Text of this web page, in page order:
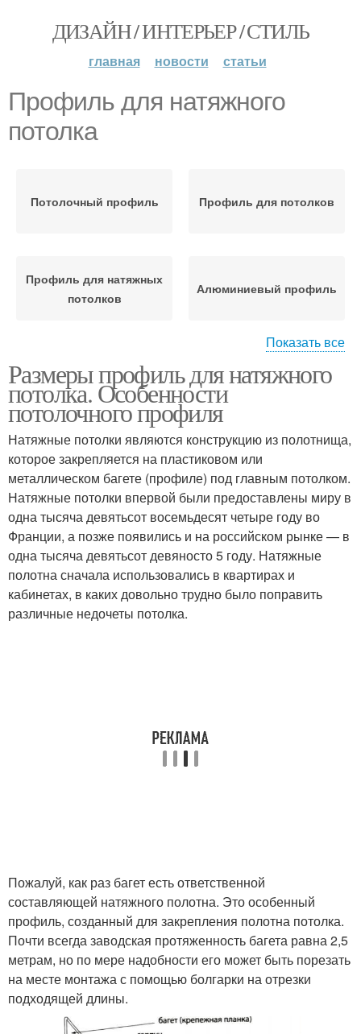
ДИЗАЙН / ИНТЕРЬЕР / СТИЛЬ
главная новости статьи
Профиль для натяжного
потолка
Потолочный профиль Профиль для потолков
Профиль для натяжных
потолков
Алюминиевый профиль
Профили для натяжных
потолков
Показать все
Размеры профиль для натяжного
потолка. Особенности
потолочного профиля
Натяжные потолки являются конструкцию из полотнища,
которое закрепляется на пластиковом или
металлическом багете (профиле) под главным потолком.
Натяжные потолки впервой были предоставлены миру в
одна тысяча девятьсот восемьдесят четыре году во
Франции, а позже появились и на российском рынке — в
одна тысяча девятьсот девяносто 5 году. Натяжные
полотна сначала использовались в квартирах и
кабинетах, в каких довольно трудно было поправить
различные недочеты потолка.
Пожалуй, как раз багет есть ответственной
составляющей натяжного полотна. Это особенный
профиль, созданный для закрепления полотна потолка.
Почти всегда заводская протяженность багета равна 2,5
метрам, но по мере надобности его может быть порезать
на месте монтажа с помощью болгарки на отрезки
подходящей длины.